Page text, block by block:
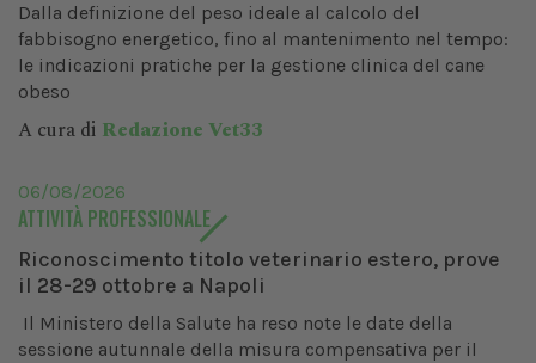
Dalla definizione del peso ideale al calcolo del
fabbisogno energetico, fino al mantenimento nel tempo:
le indicazioni pratiche per la gestione clinica del cane
obeso
A cura di Redazione Vet33
06/08/2026
ATTIVITÀ PROFESSIONALE
Riconoscimento titolo veterinario estero, prove
il 28-29 ottobre a Napoli
Il Ministero della Salute ha reso note le date della
sessione autunnale della misura compensativa per il